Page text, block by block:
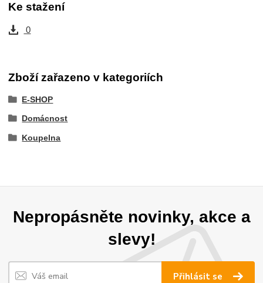
Ke stažení
0
Zboží zařazeno v kategoriích
E-SHOP
Domácnost
Koupelna
Nepropásněte novinky, akce a
slevy!
Přihlásit se